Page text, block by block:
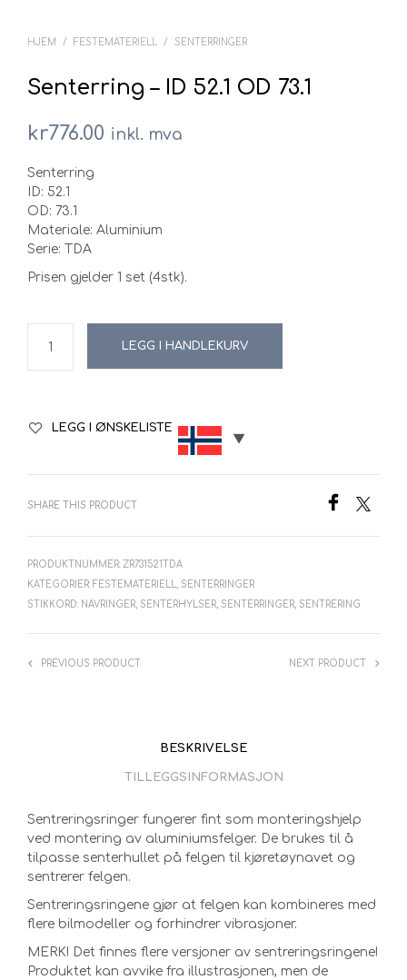
HJEM / FESTEMATERIELL / SENTERRINGER
Senterring – ID 52.1 OD 73.1
kr776.00 inkl. mva
Senterring
ID: 52.1
OD: 73.1
Materiale: Aluminium
Serie: TDA
Prisen gjelder 1 set (4stk).
LEGG I HANDLEKURV
LEGG I ØNSKELISTE
SHARE THIS PRODUCT
PRODUKTNUMMER: ZR731521TDA
KATEGORIER: FESTEMATERIELL, SENTERRINGER
STIKKORD: NAVRINGER, SENTERHYLSER, SENTERRINGER, SENTRERING
PREVIOUS PRODUCT NEXT PRODUCT
BESKRIVELSE
TILLEGGSINFORMASJON
Sentreringsringer fungerer fint som monteringshjelp
ved montering av aluminiumsfelger. De brukes til å
tilpasse senterhullet på felgen til kjøretøynavet og
sentrerer felgen.
Sentreringsringene gjør at felgen kan kombineres med
flere bilmodeller og forhindrer vibrasjoner.
MERK! Det finnes flere versjoner av sentreringsringene!
Produktet kan avvike fra illustrasjonen, men de